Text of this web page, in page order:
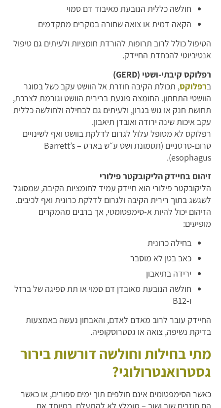
חולשה כללית הנובעת מאיבוד דם סמוי
הקאה דמית או צואה שחורה במקרים מתקדמים
הטיפול כולל לרוב תרופות להורדת חומציות ולעיתים גם טיפול
אנטיביוטי להכחדת החיידק.
רפלוקס קיבתי-ושטי (GERD)
ברפלוקס, תכולת הקיבה חוזרת אל הוושט עקב כשל בסוגר
הוושטי התחתון. החומצה פוגעת ברירית הוושט וגורמת לצרבת,
תחושת חנק או גוש בגרון, ולעיתים גם לבחילה ולחולשה כללית
עקב איכות שינה ירודה ואובדן תיאבון.
רפלוקס לא מטופל עלול לגרום לדלקת בוושט ואף לשינויים
טרום-סרטניים (תסמונת ושט ע״ש בארט – Barrett’s
esophagus).
זיהום בחיידק הליקובקטר פילורי
הליקובקטר פילורי הוא חיידק עמיד לחומציות הקיבה, שמסוגל
לשגשג בתוך רירית הקיבה ולגרום לדלקת כרונית ואף לכיבים.
הזיהום יכול להיות א-סימפטומטי, אך ברבים מהמקרים
מופיעים:
בחילה כרונית
כאב בטן לא מוסבר
ירידה בתיאבון
חולשה הנובעת מאובדן דם סמוי או תת ספיגה של ברזל
ו-B12
החיידק עובר לרוב מאדם לאדם, והאבחון נעשה באמצעות
בדיקת נשיפה, צואה או גסטרוסקופיה.
מתי בחילות וחולשה דורשות בירור
גסטרואנטרולוגי?
כאשר הסימפטומים אינם חולפים תוך ימים ספורים, או כאשר